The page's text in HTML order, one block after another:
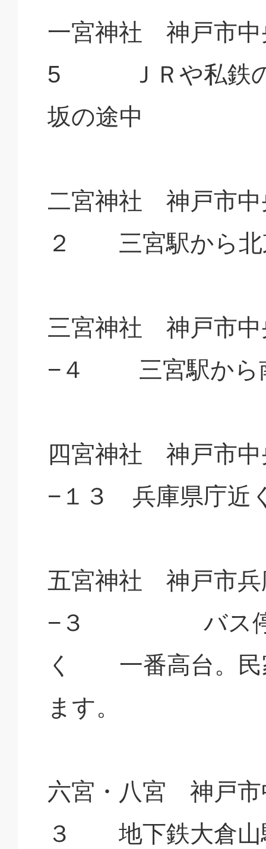
一宮神社 神戸市中
5 ＪＲや私鉄の
坂の途中
二宮神社 神戸市中
２ 三宮駅から北
三宮神社 神戸市中
−４ 三宮駅から
四宮神社 神戸市中
−１３ 兵庫県庁近
五宮神社 神戸市兵
−３ バス停五
く 一番高台。民
ます。
六宮・八宮 神戸市
３ 地下鉄大倉山